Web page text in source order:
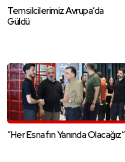
Temsilcilerimiz Avrupa’da
Güldü
“Her Esnafın Yanında Olacağız”